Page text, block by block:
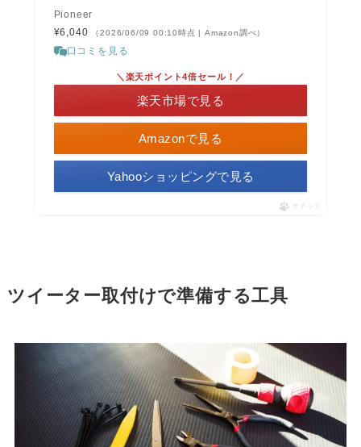
Pioneer
¥6,040
（2026/06/09 00:10時点 | Amazon調べ）
口コミを見る
Amazonで見る
＼楽天ポイント4倍セール！／
楽天市場で見る
Yahooショッピングで見る
ポチップ
ツイーター取付けで準備する工具